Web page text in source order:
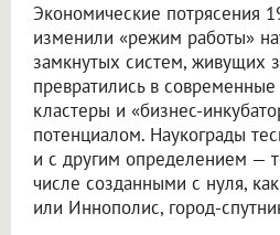
Экономические потрясения
изменили «режим работы»
замкнутых систем, живущих
превратились в
кластеры и «бизнес-
потенциалом. Наукограды
и с другим определением —
числе созданными с нуля,
или Иннополис, город-